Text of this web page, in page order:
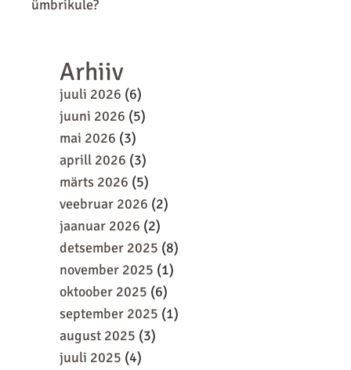
ümbrikule?
Arhiiv
juuli 2026 (6)
juuni 2026 (5)
mai 2026 (3)
aprill 2026 (3)
märts 2026 (5)
veebruar 2026 (2)
jaanuar 2026 (2)
detsember 2025 (8)
november 2025 (1)
oktoober 2025 (6)
september 2025 (1)
august 2025 (3)
juuli 2025 (4)